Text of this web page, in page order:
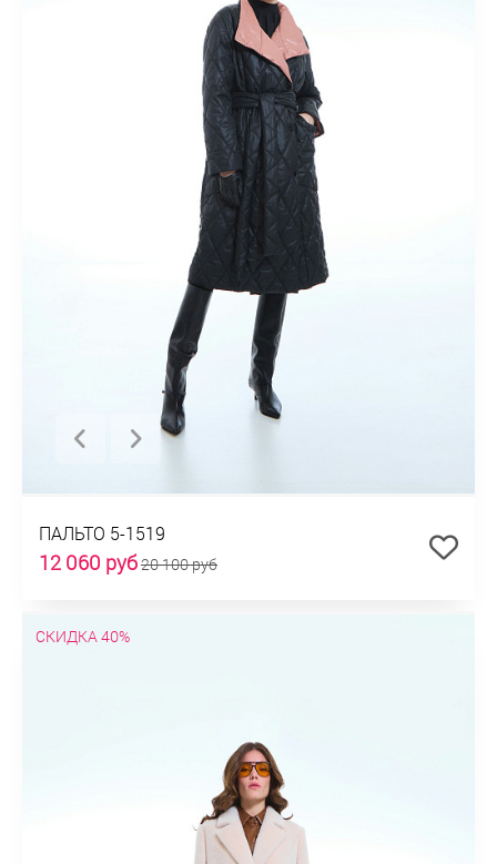
ПАЛЬТО 5-1519
12 060 руб20 100 руб
СКИДКА 40%